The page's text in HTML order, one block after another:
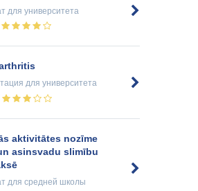
для университета
для университета
aktivitātes nozīme
asinsvadu slimību
для средней школы